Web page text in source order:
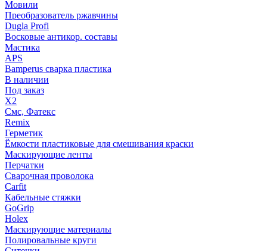
Мовили
Преобразователь ржавчины
Dugla Profi
Восковые антикор. составы
Мастика
APS
Bamperus сварка пластика
В наличии
Под заказ
X2
Смс, Фатекс
Remix
Герметик
Ёмкости пластиковые для смешивания краски
Маскирующие ленты
Перчатки
Сварочная проволока
Carfit
Кабельные стяжки
GoGrip
Holex
Маскирующие материалы
Полировальные круги